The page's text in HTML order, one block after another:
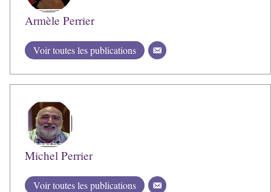
Armèle Perrier
Voir toutes les publications
Michel Perrier
Voir toutes les publications